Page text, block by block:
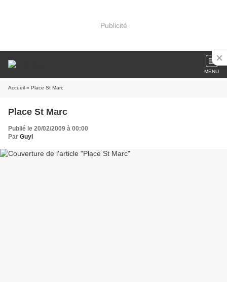
Publicité
MENU
Accueil » Place St Marc
Place St Marc
Publié le 20/02/2009 à 00:00
Par Guyl